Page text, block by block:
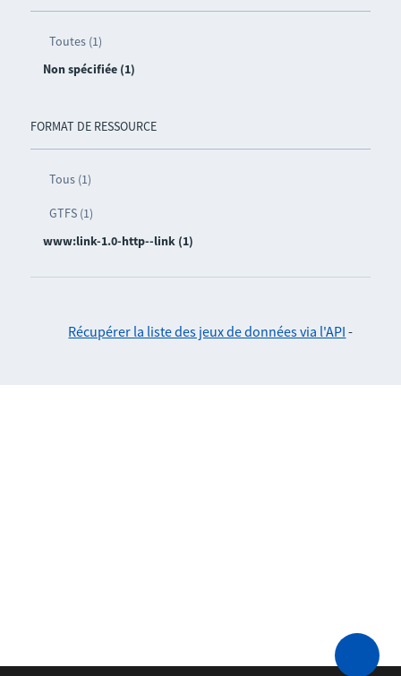
Toutes (1)
Non spécifiée (1)
FORMAT DE RESSOURCE
Tous (1)
GTFS (1)
www:link-1.0-http--link (1)
Récupérer la liste des jeux de données via l'API -